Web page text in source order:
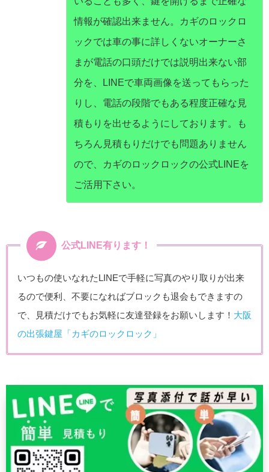
情報が確認出来ません。カギのロックロ
ックでは車の事に詳しくないオーナーさ
まが電話の口頭だけでは説明出来ない部
分を、LINEで車両画像を送ってもらった
りし、電話の段階でもある程度正確な見
積もりを出せるようにしております。も
ちろん見積もりだけでも問題ありません
ので、カギのロックロックの公式LINEを
ご活用下さい。
公式LINE有ります！
いつもの使いなれたLINEで手軽に写真のやり取りが出来
るので便利、不要になればブロックも退会もできますの
で、見積だけでもお気軽に友達登録をお願いします！ 大阪
の出張鍵屋「カギのロックロック」